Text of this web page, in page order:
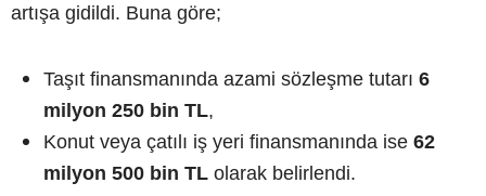
artışa gidildi. Buna göre;
Taşıt finansmanında azami sözleşme tutarı 6
milyon 250 bin TL,
Konut veya çatılı iş yeri finansmanında ise 62
milyon 500 bin TL olarak belirlendi.